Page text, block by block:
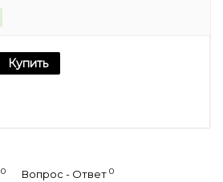
Купить
0 Вопрос - Ответ 0